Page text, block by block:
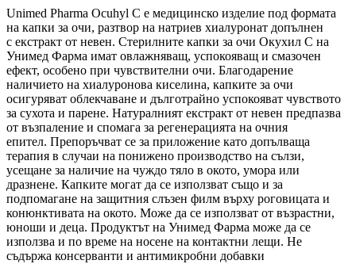
Unimed Pharma Ocuhyl С е медицинско изделие под формата
на капки за очи, разтвор на натриев хиалуронат допълнен
с екстракт от невен. Стерилните капки за очи Окухил С на
Унимед Фарма имат овлажняващ, успокояващ и смазочен
ефект, особено при чувствителни очи. Благодарение
наличието на хиалуронова киселина, капките за очи
осигуряват облекчаване и дълготрайно успокояват чувството
за сухота и парене. Натуралният екстракт от невен предпазва
от възпаление и спомага за регенерацията на очния
епител. Препоръчват се за приложение като допълваща
терапия в случаи на понижено производство на сълзи,
усещане за наличие на чуждо тяло в окото, умора или
дразнене. Капките могат да се използват също и за
подпомагане на защитния слъзен филм върху роговицата и
конюнктивата на окото. Може да се използват от възрастни,
юноши и деца. Продуктът на Унимед Фарма може да се
използва и по време на носене на контактни лещи. Не
съдържа консерванти и антимикробни добавки